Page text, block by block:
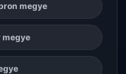
megye
megye